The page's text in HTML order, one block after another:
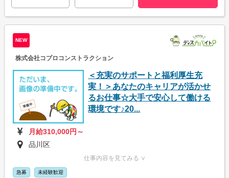
NEW
株式会社コプロコンストラクション
＜充実のサポートと福利厚生充
実！＞あなたのキャリアが活かせ
るお仕事☆大手で安心して働ける
環境です♪20...
月給310,000円～
品川区
仕事内容を見てみる ∨
急募 未経験歓迎